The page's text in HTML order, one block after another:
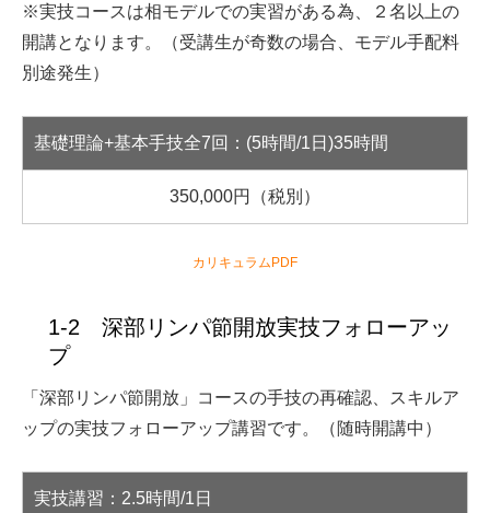
※実技コースは相モデルでの実習がある為、２名以上の
開講となります。（受講生が奇数の場合、モデル手配料
別途発生）
基礎理論+基本手技全7回：(5時間/1日)35時間
350,000円（税別）
カリキュラムPDF
1-2 深部リンパ節開放実技フォローアッ
プ
「深部リンパ節開放」コースの手技の再確認、スキルア
ップの実技フォローアップ講習です。（随時開講中）
実技講習：2.5時間/1日